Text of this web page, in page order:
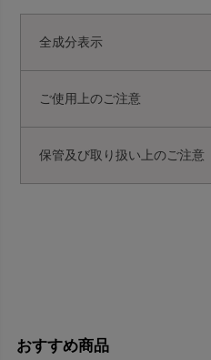
全成分表示
ご使用上のご注意
保管及び取り扱い上のご注意
おすすめ商品